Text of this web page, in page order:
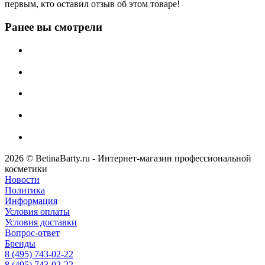
первым, кто оставил отзыв об этом товаре!
Ранее вы смотрели
2026 © BetinaBarty.ru - Интернет-магазин профессиональной
косметики
Новости
Политика
Информация
Условия оплаты
Условия доставки
Вопрос-ответ
Бренды
8 (495) 743-02-22